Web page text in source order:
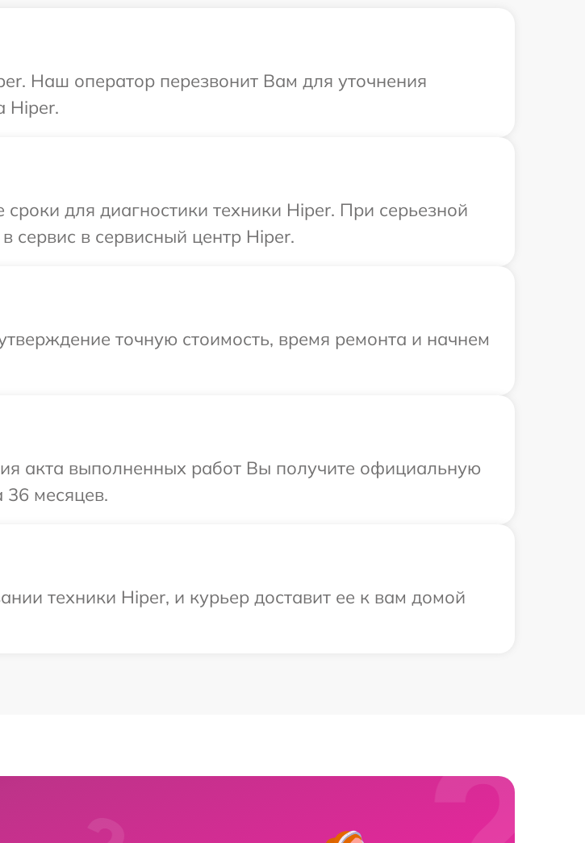
Наш оператор перезвонит Вам для уточнения
Hiper.
для диагностики техники Hiper. При серьезной
сервис в сервисный центр Hiper.
точную стоимость, время ремонта и начнем
акта выполненных работ Вы получите официальную
36 месяцев.
техники Hiper, и курьер доставит ее к вам домой